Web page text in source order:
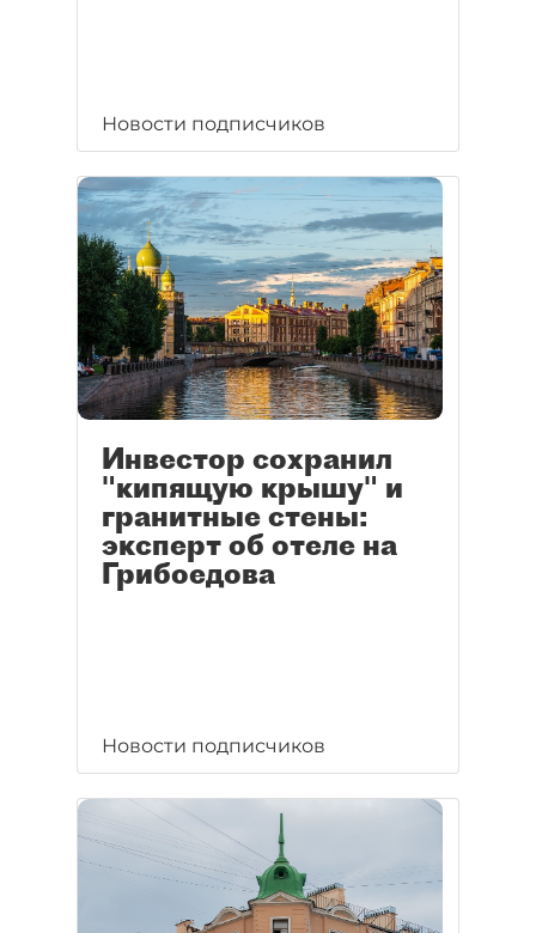
Новости подписчиков
Инвестор сохранил
"кипящую крышу" и
гранитные стены:
эксперт об отеле на
Грибоедова
Новости подписчиков